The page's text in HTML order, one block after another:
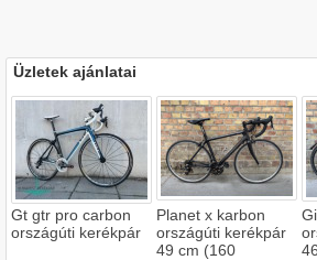
Üzletek ajánlatai
Gt gtr pro carbon
országúti kerékpár
Planet x karbon
országúti kerékpár
49 cm (160